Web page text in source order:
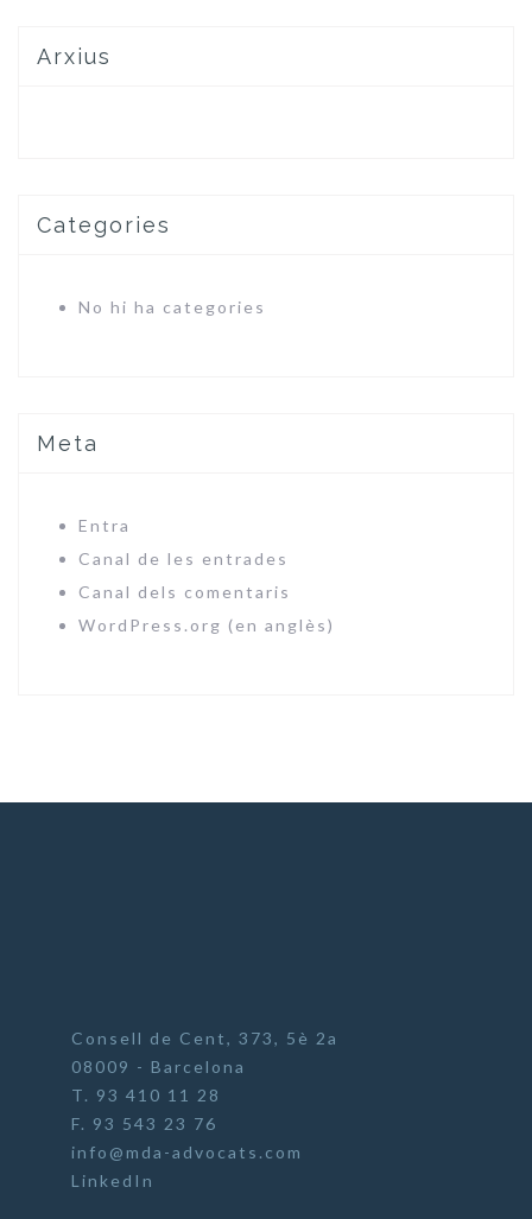
Arxius
Categories
No hi ha categories
Meta
Entra
Canal de les entrades
Canal dels comentaris
WordPress.org (en anglès)
Consell de Cent, 373, 5è 2a
08009 - Barcelona
T. 93 410 11 28
F. 93 543 23 76
info@mda-advocats.com
LinkedIn